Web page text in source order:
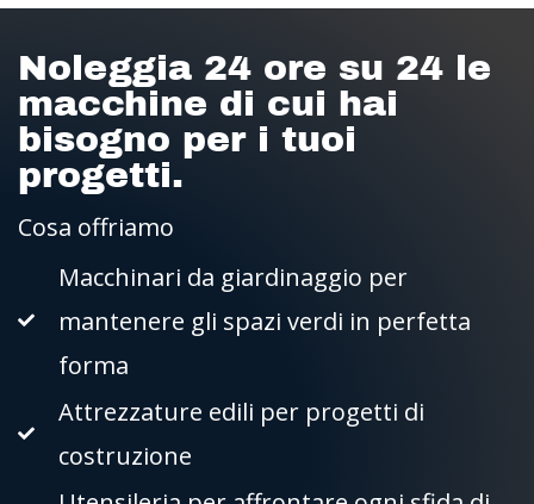
Noleggia 24 ore su 24 le
macchine di cui hai
bisogno per i tuoi
progetti.
Cosa offriamo
Macchinari da giardinaggio per
mantenere gli spazi verdi in perfetta
forma
Attrezzature edili per progetti di
costruzione